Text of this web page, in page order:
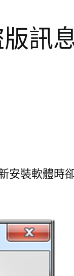
訊
安裝軟體